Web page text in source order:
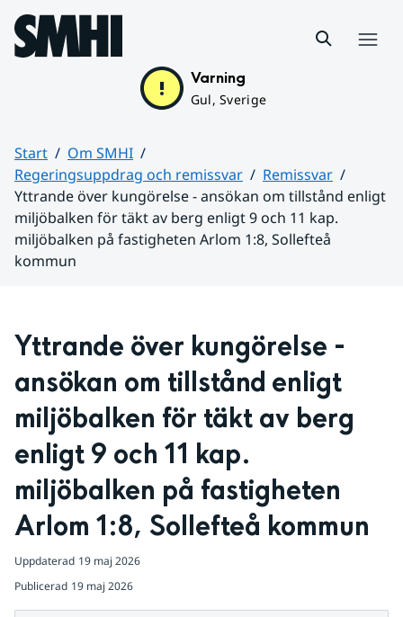
Hoppa till sidans innehåll
Varning
Gul, Sverige
Start
Om SMHI
Regeringsuppdrag och remissvar
Remissvar
Yttrande över kungörelse - ansökan om tillstånd enligt
miljöbalken för täkt av berg enligt 9 och 11 kap.
miljöbalken på fastigheten Arlom 1:8, Sollefteå
kommun
Yttrande över kungörelse -
ansökan om tillstånd enligt
miljöbalken för täkt av berg
enligt 9 och 11 kap.
miljöbalken på fastigheten
Arlom 1:8, Sollefteå kommun
Uppdaterad 19 maj 2026
Publicerad 19 maj 2026